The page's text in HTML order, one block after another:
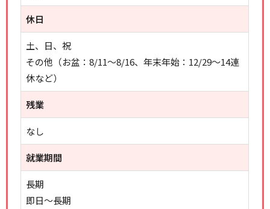
休日
土、日、祝
その他（お盆：8/11～8/16、年末年始：12/29～14連
休など）
残業
なし
就業期間
長期
即日～長期